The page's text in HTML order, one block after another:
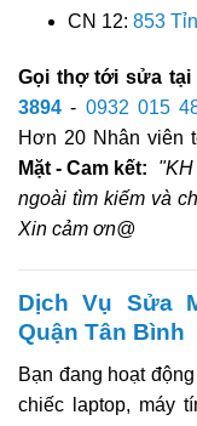
CN 12: 853
Gọi thợ tới sửa
3894- 0932 015
Hơn 20 Nhân
Mặt - Cam kết:
"KH
ngoài tìm kiếm và
Xin cảm ơn@
Dịch Vụ Sửa
Quận Tân Bình
Bạn đang hoạt
chiếc laptop, máy